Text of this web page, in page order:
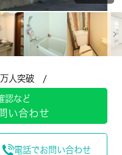
人突破 /
認など
い合わせ
電話でお問い合わせ